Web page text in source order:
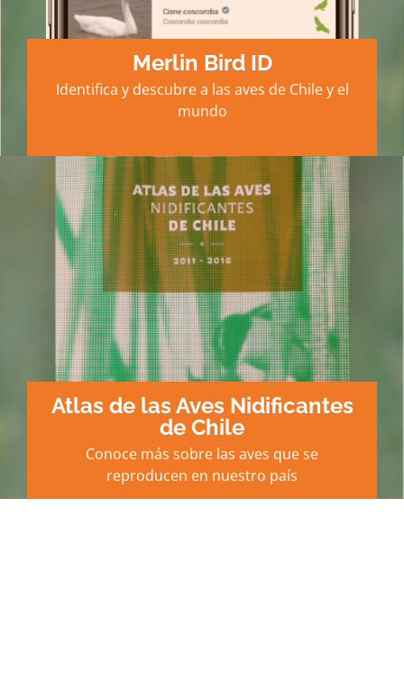
Merlin Bird ID
Identifica y descubre a las aves de Chile y el
mundo
Atlas de las Aves Nidificantes
de Chile
Conoce más sobre las aves que se
reproducen en nuestro país